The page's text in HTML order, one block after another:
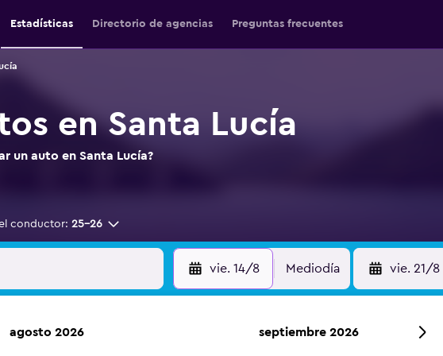
Estadísticas Directorio de agencias Preguntas frecuentes
en Santa Lucía
un auto en Santa Lucía?
conductor: 25-26
vie. 14/8 Mediodía vie. 21/8
agosto 2026 septiembre 2026